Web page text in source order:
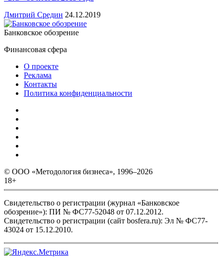
Дмитрий Средин 24.12.2019
Банковское обозрение
Финансовая сфера
О проекте
Реклама
Контакты
Политика конфиденциальности
© ООО «Методология бизнеса», 1996–2026
18+
Свидетельство о регистрации (журнал «Банковское
обозрение»): ПИ № ФС77-52048 от 07.12.2012.
Свидетельство о регистрации (сайт bosfera.ru): Эл № ФС77-
43024 от 15.12.2010.